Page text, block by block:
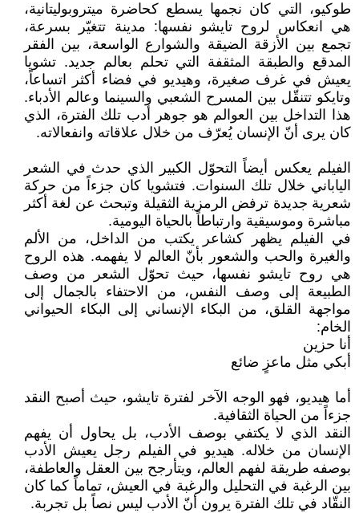
طوكيو، التي كان نجمها يسطع كحاضرة ميتروبوليتانية،
هي انعكاس لروح تايشو نفسها: مدينة تتغيّر بسرعة،
تجمع بين الأزقة الضيقة والشوارع الواسعة، بين الفقر
المدقع والطبقة المثقفة التي تحلم بعالم جديد. تشويا
يعيش في غرف صغيرة، وهيديو في فضاء أكثر اتساعاً،
وتايكو تتنقّل بين المسرح الشعبي والسينما وعالم الأدباء.
هذا التداخل بين العوالم هو جوهر أدب تلك الفترة، الذي
كان يرى أنّ الإنسان يُعرّف من خلال علاقاته وانفعالاته.
الفيلم يعكس أيضاً التحوّل الكبير الذي حدث في الشعر
الياباني خلال تلك السنوات. فتشويا كان جزءاً من حركة
شعرية جديدة ترفض الرمزية الثقيلة وتبحث عن لغة أكثر
مباشرة وموسيقية وارتباطاً بالحياة اليومية.
في الفيلم يظهر كشاعر يكتب من الداخل، من الألم
والغيرة والحب والشعور بأنّ العالم لا يفهمه. هذه الروح
هي روح تايشو نفسها، حيث تحوّل الشعر من وصف
الطبيعة إلى وصف النفس، من الاحتفاء بالجمال إلى
مواجهة القلق، من البكاء الإنساني إلى البكاء الحيواني
الخام:
أنا حزين
أبكي مثل ماعزٍ ضائع
أما هيديو، فهو الوجه الآخر لفترة تايشو، حيث أصبح النقد
جزءاً من الحياة الثقافية.
النقد الذي لا يكتفي بوصف الأدب، بل يحاول أن يفهم
الإنسان من خلاله. هيديو في الفيلم رجل يعيش الأدب
بوصفه طريقة لفهم العالم، ويتأرجح بين العقل والعاطفة،
بين الرغبة في التحليل والرغبة في العيش، تماماً كما كان
النقّاد في تلك الفترة يرون أنّ الأدب ليس نصاً بل تجربة.